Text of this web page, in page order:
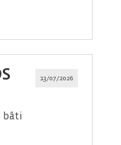
13/07/2026
bâti